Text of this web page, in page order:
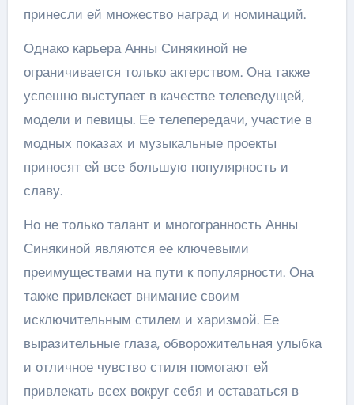
принесли ей множество наград и номинаций.
Однако карьера Анны Синякиной не
ограничивается только актерством. Она также
успешно выступает в качестве телеведущей,
модели и певицы. Ее телепередачи, участие в
модных показах и музыкальные проекты
приносят ей все большую популярность и
славу.
Но не только талант и многогранность Анны
Синякиной являются ее ключевыми
преимуществами на пути к популярности. Она
также привлекает внимание своим
исключительным стилем и харизмой. Ее
выразительные глаза, обворожительная улыбка
и отличное чувство стиля помогают ей
привлекать всех вокруг себя и оставаться в